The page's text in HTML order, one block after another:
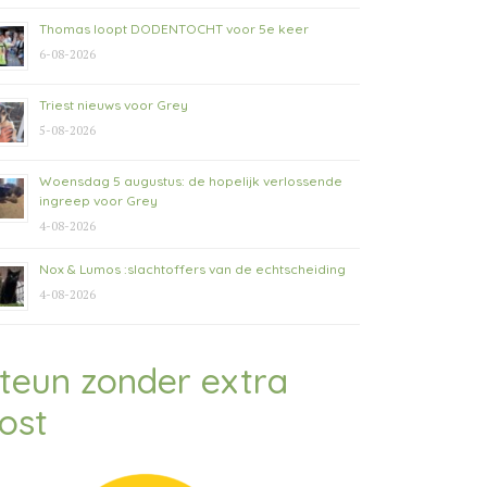
Thomas loopt DODENTOCHT voor 5e keer
6-08-2026
Triest nieuws voor Grey
5-08-2026
Woensdag 5 augustus: de hopelijk verlossende
ingreep voor Grey
4-08-2026
Nox & Lumos :slachtoffers van de echtscheiding
4-08-2026
zonder extra